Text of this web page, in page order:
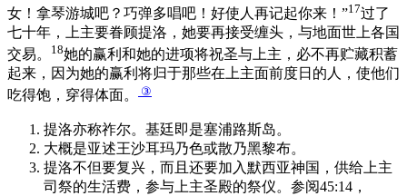
女！拿琴游城吧？巧弹多唱吧！好使人再记起你来！”17过了
七十年，上主要眷顾提洛，她要再接受缠头，与地面世上各国
交易。
18她的赢利和她的进项将祝圣与上主，必不再贮藏积蓄
起来，因为她的赢利将归于那些在上主面前度日的人，使他们
吃得饱，穿得体面。
③
提洛亦称祚尔。基廷即是塞浦路斯岛。
大概是亚述王沙耳玛乃色或散乃黑黎布。
提洛不但要复兴，而且还要加入默西亚神国，供给上主
司祭的生活费，参与上主圣殿的祭仪。参阅45:14，